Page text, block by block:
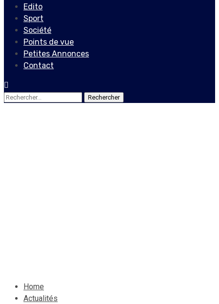
Edito
Sport
Société
Points de vue
Petites Annonces
Contact
Rechercher :
Home
Actualités